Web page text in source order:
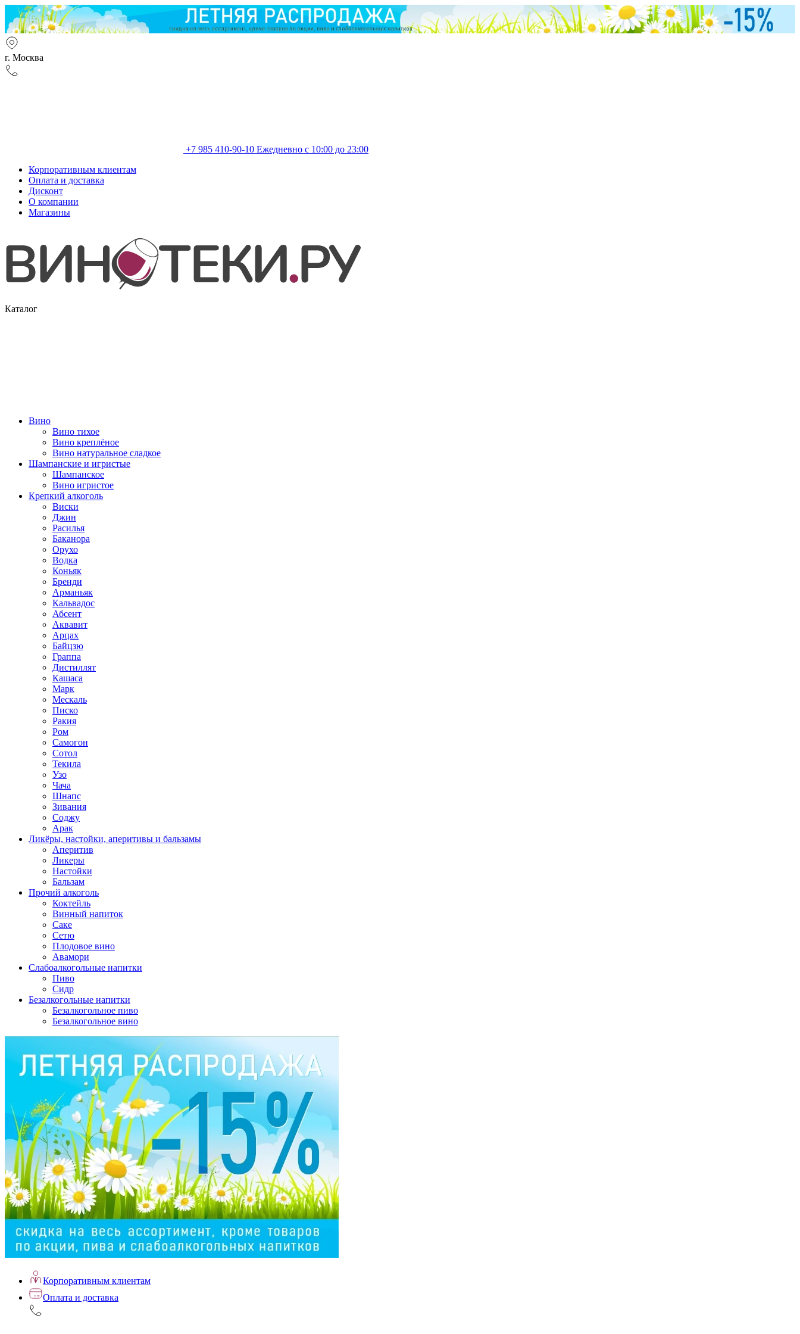
г. Москва
+7 985 410-90-10 Ежедневно с 10:00 до 23:00
Корпоративным клиентам
Оплата и доставка
Дисконт
О компании
Магазины
Каталог
Вино
Вино тихое
Вино креплёное
Вино натуральное сладкое
Шампанские и игристые
Шампанское
Вино игристое
Крепкий алкоголь
Виски
Джин
Расилья
Баканора
Орухо
Водка
Коньяк
Бренди
Арманьяк
Кальвадос
Абсент
Аквавит
Арцах
Байцзю
Граппа
Дистиллят
Кашаса
Марк
Мескаль
Писко
Ракия
Ром
Самогон
Сотол
Текила
Узо
Чача
Шнапс
Зивания
Соджу
Арак
Ликёры, настойки, аперитивы и бальзамы
Аперитив
Ликеры
Настойки
Бальзам
Прочий алкоголь
Коктейль
Винный напиток
Саке
Сетю
Плодовое вино
Авамори
Слабоалкогольные напитки
Пиво
Сидр
Безалкогольные напитки
Безалкогольное пиво
Безалкогольное вино
Корпоративным клиентам
Оплата и доставка